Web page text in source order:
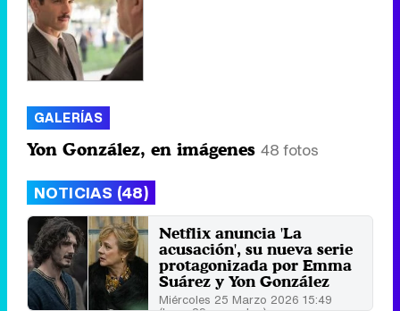
GALERÍAS
Yon González, en imágenes 48 fotos
NOTICIAS (48)
Netflix anuncia 'La
acusación', su nueva serie
protagonizada por Emma
Suárez y Yon González
Miércoles 25 Marzo 2026 15:49